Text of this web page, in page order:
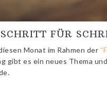
FÜR
Monat im Rahmen der
gibt es ein neues Thema